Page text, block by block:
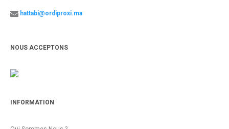
hattabi@ordiproxi.ma
NOUS ACCEPTONS
INFORMATION